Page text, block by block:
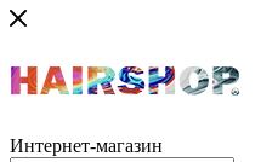
Интернет-магазин